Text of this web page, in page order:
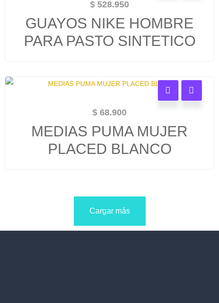
$ 528.950
GUAYOS NIKE HOMBRE
PARA PASTO SINTETICO
$ 68.900
MEDIAS PUMA MUJER
PLACED BLANCO
Cargar más